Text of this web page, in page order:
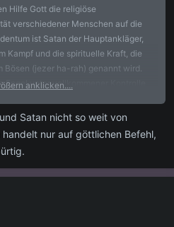
Hilfe Gott die religiöse
verschiedener Menschen auf die
ist Satan der Hauptankläger,
Kampf und die spirituelle Kraft, die
Bösen (jezer ha-rah) genannt wird.
Engel unter vollkommener Kontrolle
Freien Willen
schreibt das
anklicken....
Satan nicht so weit von
nur auf göttlichen Befehl,